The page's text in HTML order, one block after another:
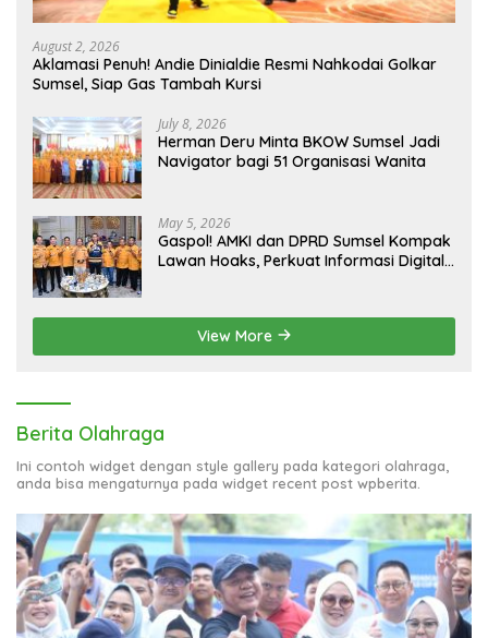
August 2, 2026
Aklamasi Penuh! Andie Dinialdie Resmi Nahkodai Golkar
Sumsel, Siap Gas Tambah Kursi
July 8, 2026
Herman Deru Minta BKOW Sumsel Jadi
Navigator bagi 51 Organisasi Wanita
May 5, 2026
Gaspol! AMKI dan DPRD Sumsel Kompak
Lawan Hoaks, Perkuat Informasi Digital
View More
Berita Olahraga
Ini contoh widget dengan style gallery pada kategori olahraga,
anda bisa mengaturnya pada widget recent post wpberita.